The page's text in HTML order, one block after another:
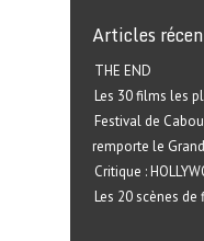
Articles
THE END
Les 30 films les
Festival de
remporte le
Critique :
Les 20 scènes